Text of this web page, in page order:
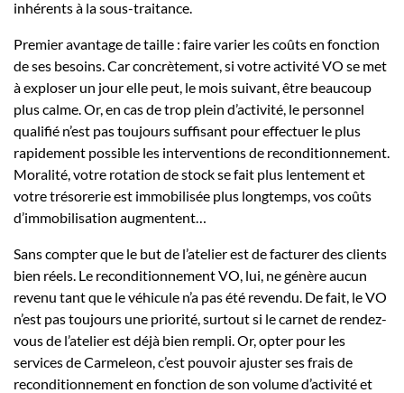
inhérents à la sous-traitance.
Premier avantage de taille : faire varier les coûts en fonction
de ses besoins. Car concrètement, si votre activité VO se met
à exploser un jour elle peut, le mois suivant, être beaucoup
plus calme. Or, en cas de trop plein d’activité, le personnel
qualifié n’est pas toujours suffisant pour effectuer le plus
rapidement possible les interventions de reconditionnement.
Moralité, votre rotation de stock se fait plus lentement et
votre trésorerie est immobilisée plus longtemps, vos coûts
d’immobilisation augmentent…
Sans compter que le but de l’atelier est de facturer des clients
bien réels. Le reconditionnement VO, lui, ne génère aucun
revenu tant que le véhicule n’a pas été revendu. De fait, le VO
n’est pas toujours une priorité, surtout si le carnet de rendez-
vous de l’atelier est déjà bien rempli. Or, opter pour les
services de Carmeleon, c’est pouvoir ajuster ses frais de
reconditionnement en fonction de son volume d’activité et